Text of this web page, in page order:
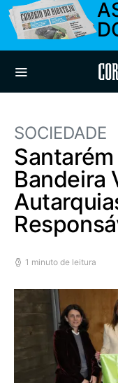
SOCIEDADE
Bandeira
1 minuto de leitura